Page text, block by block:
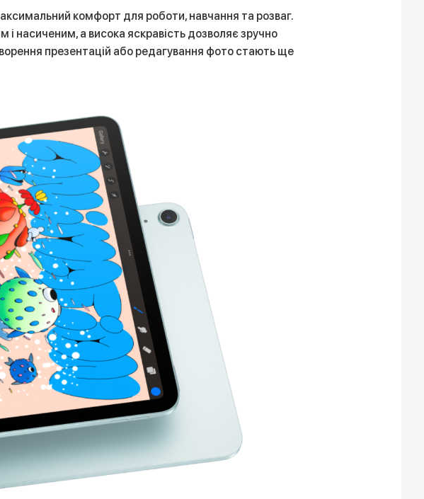
комфорт для роботи, навчання та розваг.
насиченим, а висока яскравість дозволяє зручно
презентацій або редагування фото стають ще